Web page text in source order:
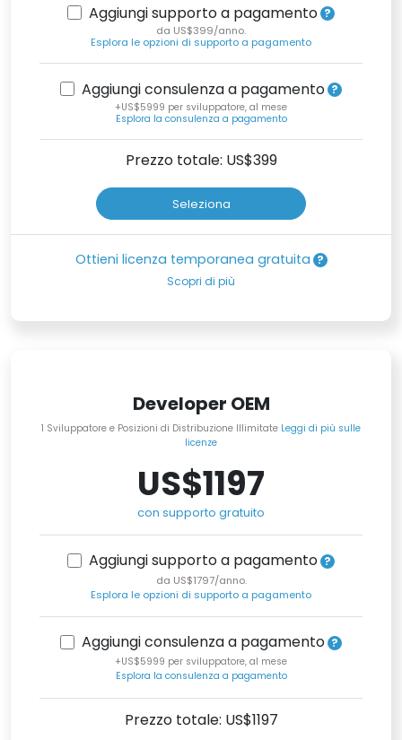
Aggiungi supporto a pagamento
da US$399/anno.
Esplora le opzioni di supporto a pagamento
Aggiungi consulenza a pagamento
+US$5999 per sviluppatore, al mese
Esplora la consulenza a pagamento
Prezzo totale: US$399
Seleziona
Ottieni licenza temporanea gratuita
Scopri di più
Developer OEM
1 Sviluppatore e Posizioni di Distribuzione Illimitate Leggi di più sulle
licenze
US$1197
con supporto gratuito
Aggiungi supporto a pagamento
da US$1797/anno.
Esplora le opzioni di supporto a pagamento
Aggiungi consulenza a pagamento
+US$5999 per sviluppatore, al mese
Esplora la consulenza a pagamento
Prezzo totale: US$1197